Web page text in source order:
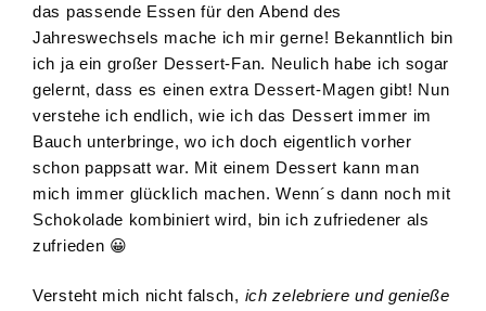
das passende Essen für den Abend des
Jahreswechsels mache ich mir gerne! Bekanntlich bin
ich ja ein großer Dessert-Fan. Neulich habe ich sogar
gelernt, dass es einen extra Dessert-Magen gibt! Nun
verstehe ich endlich, wie ich das Dessert immer im
Bauch unterbringe, wo ich doch eigentlich vorher
schon pappsatt war. Mit einem Dessert kann man
mich immer glücklich machen. Wenn´s dann noch mit
Schokolade kombiniert wird, bin ich zufriedener als
zufrieden 😀
Versteht mich nicht falsch, ich zelebriere und genieße